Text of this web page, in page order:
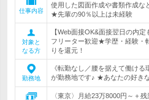
仕事内容
使用した図面作成や書類作成な
★先輩の90％以上は未経験
対象と
なる方
【Web面接OK&面接翌日の内
フリーター歓迎★学歴・経験・
りを還元！
勤務地
《転勤なし／腰を据えて働け
が勤務地です♪ ★あなたの好き
〈東京〉月給23万8000円～＋